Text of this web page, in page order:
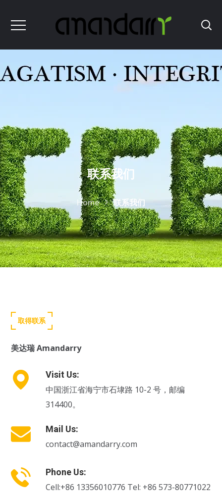
联系我们
Home 联系我们
取得联系
美达瑞 Amandarry
Visit Us:
中国浙江省海宁市石埭路 10-2 号，邮编
314400。
Mail Us:
contact@amandarry.com
Phone Us:
Cell:+86 13356010776 Tel: +86 573-80771022